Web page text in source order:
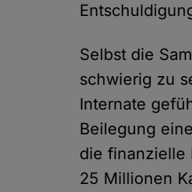
Selbst die
schwierig zu
Internate
Beilegung
die finanzielle
25 Millionen